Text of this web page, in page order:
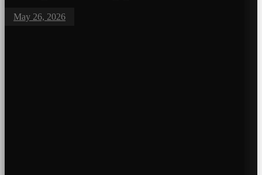
May 26, 2026